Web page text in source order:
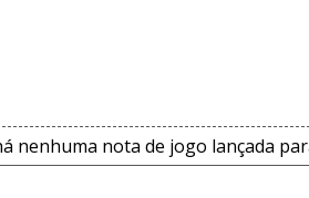
nenhuma nota de jogo lançada